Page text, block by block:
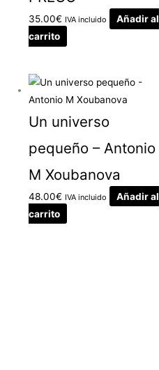
35.00€ IVA incluido
Añadir al
carrito
Un universo
pequeño – Antonio
M Xoubanova
48.00€ IVA incluido
Añadir al
carrito